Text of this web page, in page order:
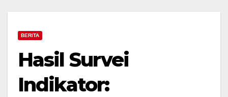
BERITA
Hasil Survei
Indikator: